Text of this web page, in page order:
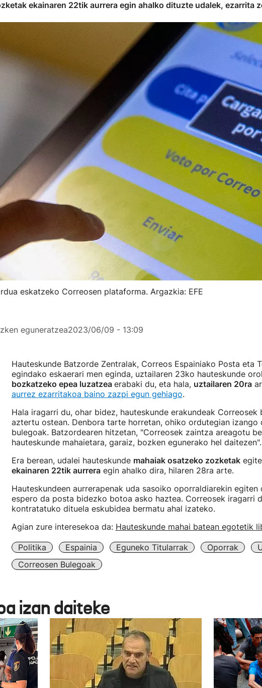
ekainaren 22tik aurrera egin ahalko dituzte udalek, ezarrita
eskatzeko Correosen plataforma. Argazkia: EFE
eguneratzea2023/06/09 - 13:09
Hauteskunde Batzorde Zentralak, Correos Espainiako Posta eta
egindako eskaerari men eginda, uztailaren 23ko hauteskunde
bozkatzeko epea luzatzea erabaki du, eta hala, uztailaren 20ra
aurrez ezarritakoa baino zazpi egun gehiago.
Hala iragarri du, ohar bidez, hauteskunde erakundeak
aztertu ostean. Denbora tarte horretan, ohiko ordutegian izango
bulegoak. Batzordearen hitzetan, "Correosek zaintza areagotu
hauteskunde mahaietara, garaiz, bozken egunerako hel daitezen".
Era berean, udalei hauteskunde mahaiak osatzeko zozketak
ekainaren 22tik aurreraegin ahalko dira, hilaren 28ra arte.
Hauteskundeen aurrerapenak uda sasoiko oporraldiarekin egiten
espero da posta bidezko botoa asko haztea. Correosek iragarri
kontratatuko dituela eskubidea bermatu ahal izateko.
Agian zure interesekoa da: Hauteskunde mahai batean egotetik
Politika Espainia Eguneko Titularrak Oporrak
Correosen Bulegoak
izan daiteke